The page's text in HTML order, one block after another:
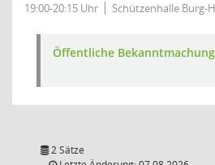
19:00-20:15 Uhr Schützenhalle Burg-
Öffentliche Bekanntmachung
2 Sätze